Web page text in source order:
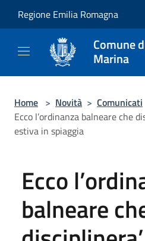
Regione Emilia Romagna
Comune
Marina
Home > Novità > Comunicati
Ecco l’ordinanza balneare che
estiva in spiaggia
Ecco
balneare